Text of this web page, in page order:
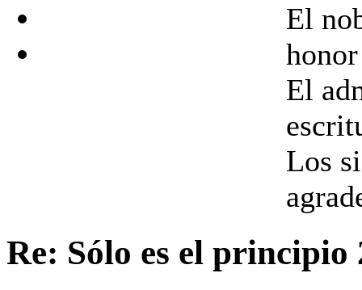
El
El
Los
Re: Sólo es el principio